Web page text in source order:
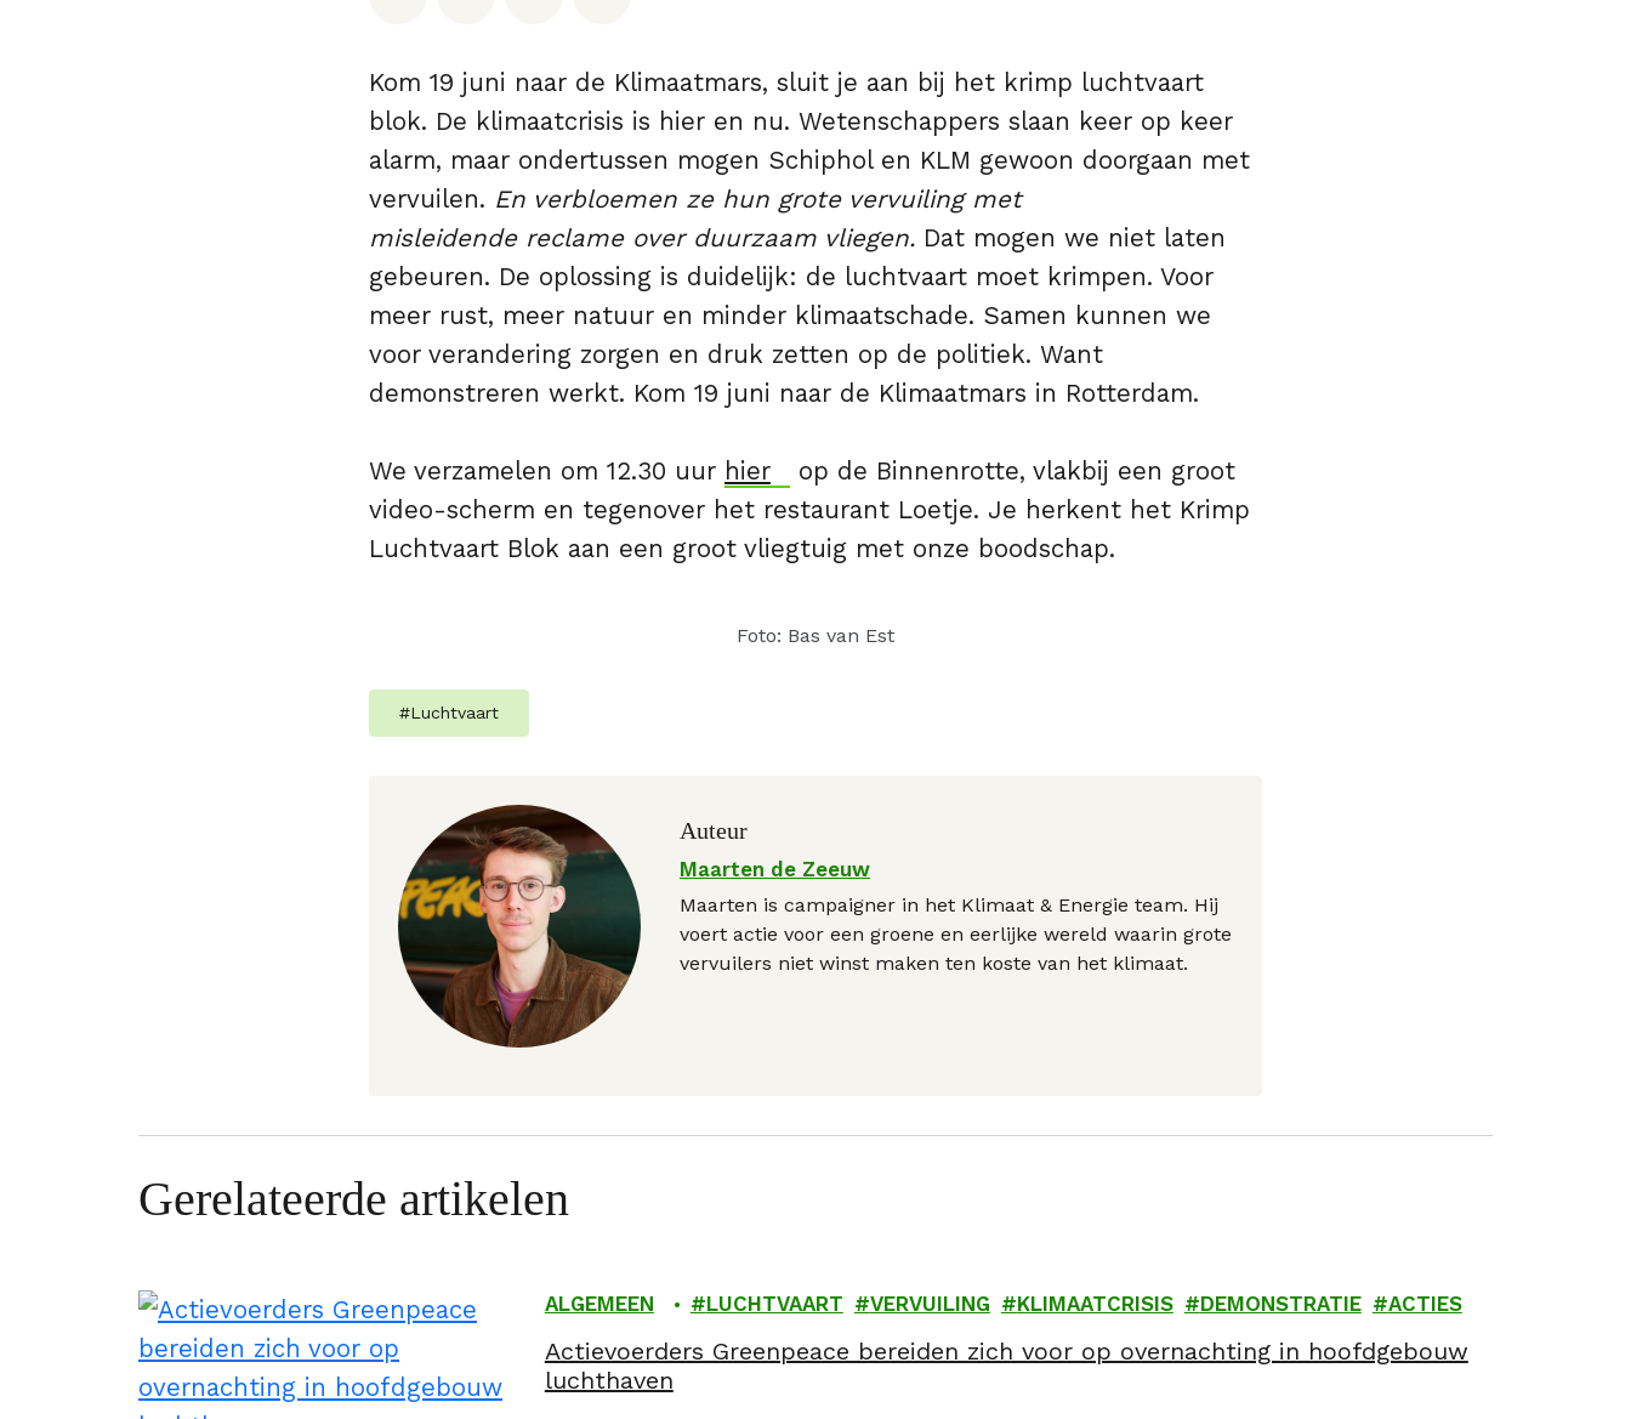
Kom 19 juni naar de Klimaatmars, sluit je aan bij het krimp luchtvaart
blok. De klimaatcrisis is hier en nu. Wetenschappers slaan keer op keer
alarm, maar ondertussen mogen Schiphol en KLM gewoon doorgaan met
vervuilen. En verbloemen ze hun grote vervuiling met
misleidende reclame over duurzaam vliegen. Dat mogen we niet laten
gebeuren. De oplossing is duidelijk: de luchtvaart moet krimpen. Voor
meer rust, meer natuur en minder klimaatschade. Samen kunnen we
voor verandering zorgen en druk zetten op de politiek. Want
demonstreren werkt. Kom 19 juni naar de Klimaatmars in Rotterdam.
We verzamelen om 12.30 uur hier
op de Binnenrotte, vlakbij een groot
video-scherm en tegenover het restaurant Loetje. Je herkent het Krimp
Luchtvaart Blok aan een groot vliegtuig met onze boodschap.
Foto: Bas van Est
#Luchtvaart
Auteur
Maarten de Zeeuw
Maarten is campaigner in het Klimaat & Energie team. Hij
voert actie voor een groene en eerlijke wereld waarin grote
vervuilers niet winst maken ten koste van het klimaat.
Gerelateerde artikelen
ALGEMEEN LUCHTVAART VERVUILING KLIMAATCRISIS DEMONSTRATIE ACTIES
Actievoerders Greenpeace bereiden zich voor op overnachting in hoofdgebouw
luchthaven